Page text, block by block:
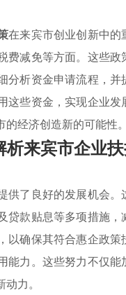
在来宾市创业创新中
费减免等方面。这些
分析资金申请流程，
这些资金，实现企业
的经济创造新的可能性
析来宾市企业
供了良好的发展机会
贷款贴息等多项措施
以确保其符合惠企政
能力。这些努力不仅
力。